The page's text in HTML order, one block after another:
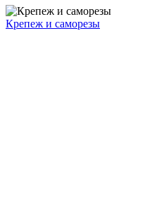
Крепеж и саморезы